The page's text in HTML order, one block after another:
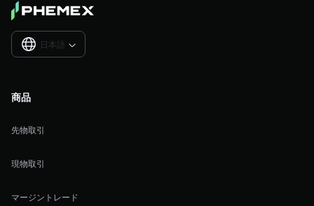
日本語 
商品
先物取引
現物取引
マージントレード